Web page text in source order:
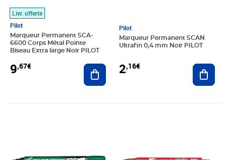
Livr. offerte
Pilot
Marqueur Permanent SCA-
6600 Corps Métal Pointe
Biseau Extra large Noir PILOT
9,67€ Ajouter au panier
Pilot
Marqueur Permanent SCAN
Ultrafin 0,4 mm Noir PILOT
2,16€